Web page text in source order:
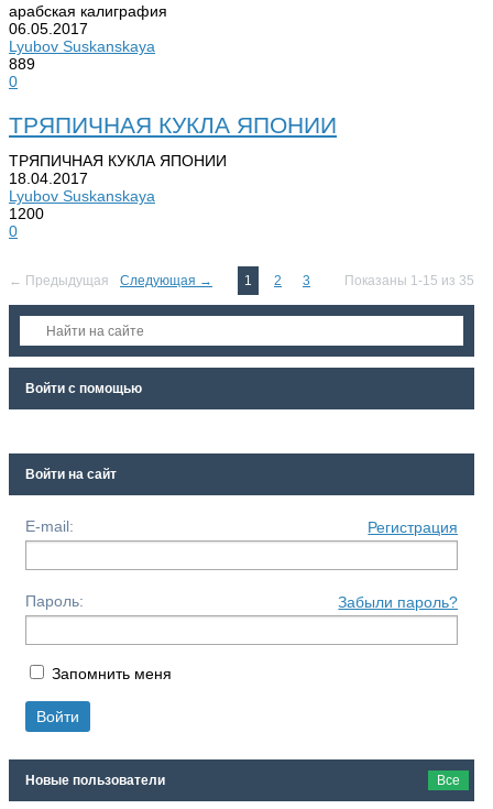
арабская калиграфия
06.05.2017
Lyubov Suskanskaya
889
0
ТРЯПИЧНАЯ КУКЛА ЯПОНИИ
ТРЯПИЧНАЯ КУКЛА ЯПОНИИ
18.04.2017
Lyubov Suskanskaya
1200
0
← Предыдущая Следующая → 1 2 3 Показаны 1-15 из 35
Войти с помощью
Войти на сайт
E-mail: Регистрация
Пароль: Забыли пароль?
Запомнить меня
Новые пользователи Все